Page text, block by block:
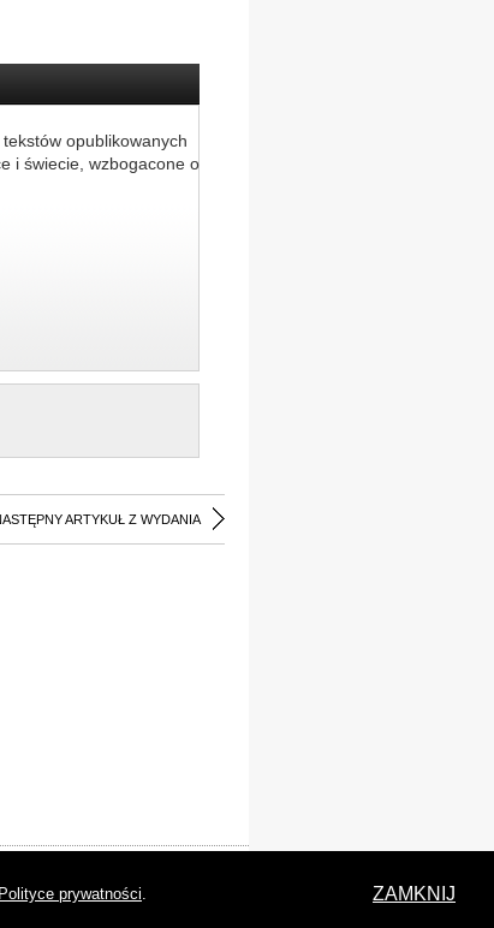
opublikowanych
i świecie, wzbogacone o
ARTYKUŁ Z WYDANIA
prywatności. ZAMKNIJ